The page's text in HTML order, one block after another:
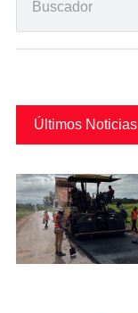
Últimos Noticias